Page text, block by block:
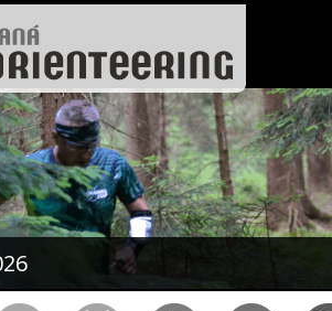
to read property "ID" on int in
11121/virtual/www/domains/
hanaorienteering_cz_20/header.php